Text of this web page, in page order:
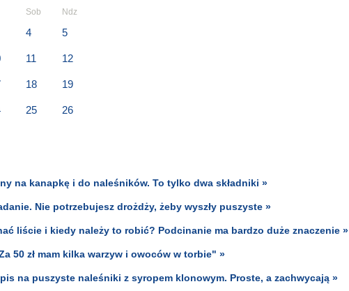
Sob Ndz
4 5
11 12
18 19
25 26
na kanapkę i do naleśników. To tylko dwa składniki »
Nie potrzebujesz drożdży, żeby wyszły puszyste »
liście i kiedy należy to robić? Podcinanie ma bardzo duże znaczenie »
50 zł mam kilka warzyw i owoców w torbie" »
na puszyste naleśniki z syropem klonowym. Proste, a zachwycają »